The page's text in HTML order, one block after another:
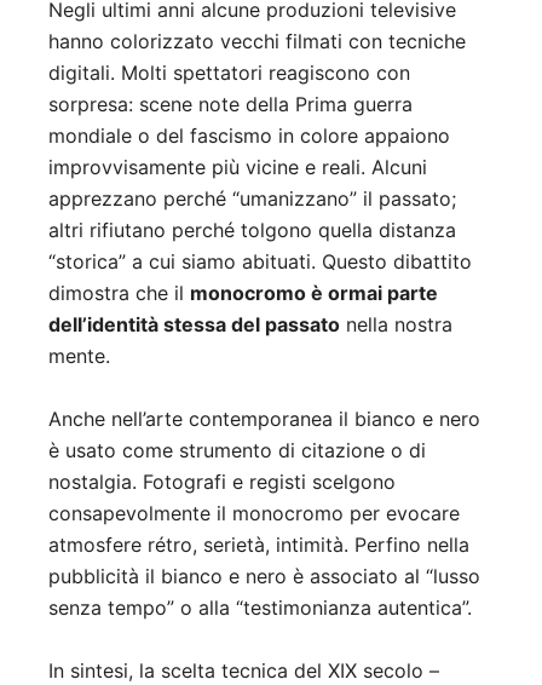
Negli ultimi anni alcune produzioni televisive
hanno colorizzato vecchi filmati con tecniche
digitali. Molti spettatori reagiscono con
sorpresa: scene note della Prima guerra
mondiale o del fascismo in colore appaiono
improvvisamente più vicine e reali. Alcuni
apprezzano perché “umanizzano” il passato;
altri rifiutano perché tolgono quella distanza
“storica” a cui siamo abituati. Questo dibattito
dimostra che il monocromo è ormai parte
dell’identità stessa del passato nella nostra
mente.
Anche nell’arte contemporanea il bianco e nero
è usato come strumento di citazione o di
nostalgia. Fotografi e registi scelgono
consapevolmente il monocromo per evocare
atmosfere rétro, serietà, intimità. Perfino nella
pubblicità il bianco e nero è associato al “lusso
senza tempo” o alla “testimonianza autentica”.
In sintesi, la scelta tecnica del XIX secolo –